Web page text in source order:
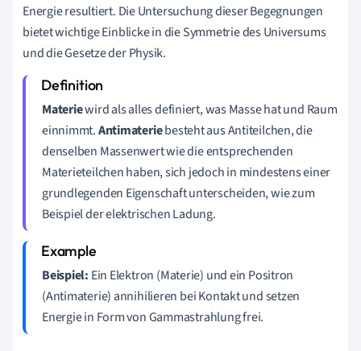
Energie resultiert. Die Untersuchung dieser Begegnungen
bietet wichtige Einblicke in die Symmetrie des Universums
und die Gesetze der Physik.
Materiewird als alles definiert, was Masse hat und Raum
einnimmt.Antimateriebesteht aus Antiteilchen, die
denselben Massenwert wie die entsprechenden
Materieteilchen haben, sich jedoch in mindestens einer
grundlegenden Eigenschaft unterscheiden, wie zum
Beispiel der elektrischen Ladung.
Beispiel: Ein Elektron (Materie) und ein Positron
(Antimaterie) annihilieren bei Kontakt und setzen
Energie in Form von Gammastrahlung frei.